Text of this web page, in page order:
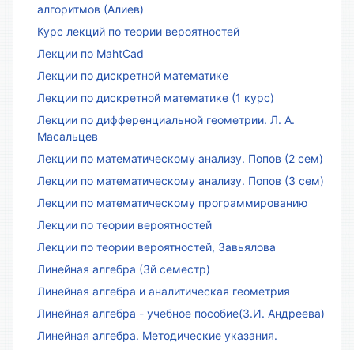
алгоритмов (Алиев)
Курс лекций по теории вероятностей
Лекции по MahtCad
Лекции по дискретной математике
Лекции по дискретной математике (1 курс)
Лекции по дифференциальной геометрии. Л. А.
Масальцев
Лекции по математическому анализу. Попов (2 сем)
Лекции по математическому анализу. Попов (3 сем)
Лекции по математическому программированию
Лекции по теории вероятностей
Лекции по теории вероятностей, Завьялова
Линейная алгебра (3й семестр)
Линейная алгебра и аналитическая геометрия
Линейная алгебра - учебное пособие(З.И. Андреева)
Линейная алгебра. Методические указания.